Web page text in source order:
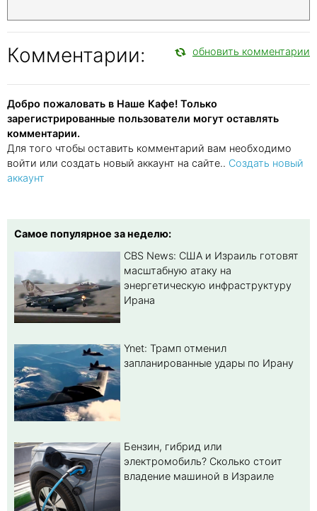
Комментарии: обновить комментарии
Добро пожаловать в Наше Кафе! Только
зарегистрированные пользователи могут оставлять
комментарии.
Для того чтобы оставить комментарий вам необходимо
войти или создать новый аккаунт на сайте.. Создать новый
аккаунт
Самое популярное за неделю:
CBS News: США и Израиль готовят
масштабную атаку на
энергетическую инфраструктуру
Ирана
Ynet: Трамп отменил
запланированные удары по Ирану
Бензин, гибрид или
электромобиль? Cколько стоит
владение машиной в Израиле